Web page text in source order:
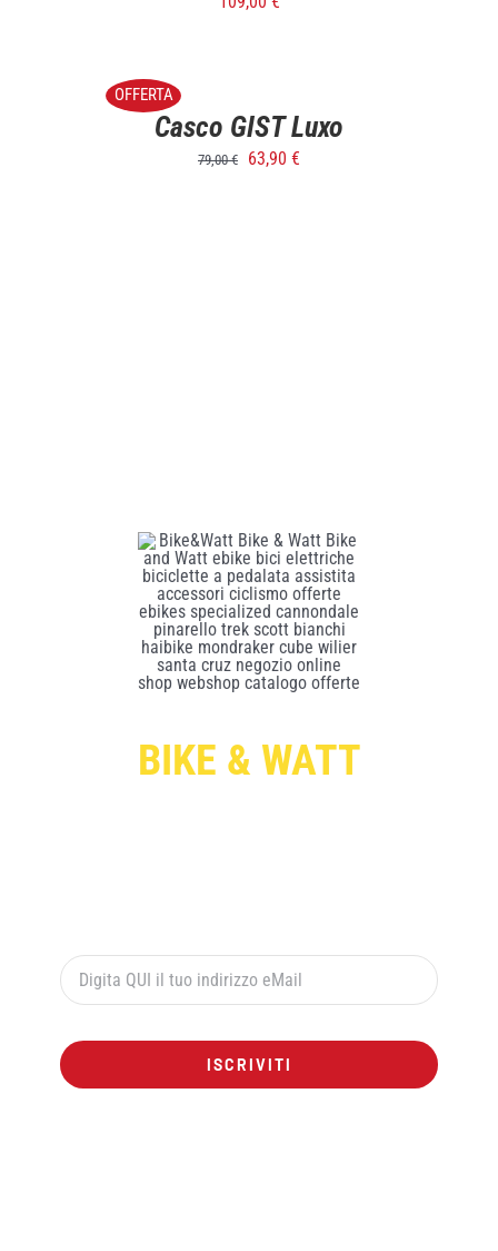
OFFERTA
DETTAGLICasco GIST Luxo
79,00€ 63,90 €
BIKE & WATT
ISCRIVITI